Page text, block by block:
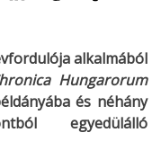
alkalmából
Hungarorum
és néhány
egyedülálló